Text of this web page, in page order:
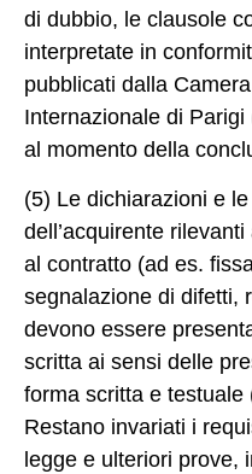
di dubbio, le clausole
interpretate in
pubblicati dalla
Internazionale di
al momento della
(5) Le dichiarazioni e
dell’acquirente
al contratto (ad es.
segnalazione di difetti,
devono essere
scritta ai sensi delle
forma scritta e
Restano invariati i
legge e ulteriori prove,